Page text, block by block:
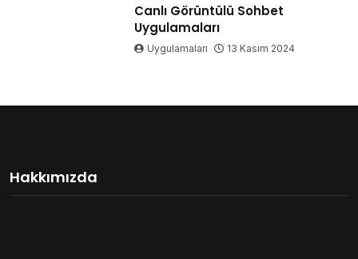
Canlı Görüntülü Sohbet
Uygulamaları
Uygulamaları 13 Kasım 2024
Hakkımızda